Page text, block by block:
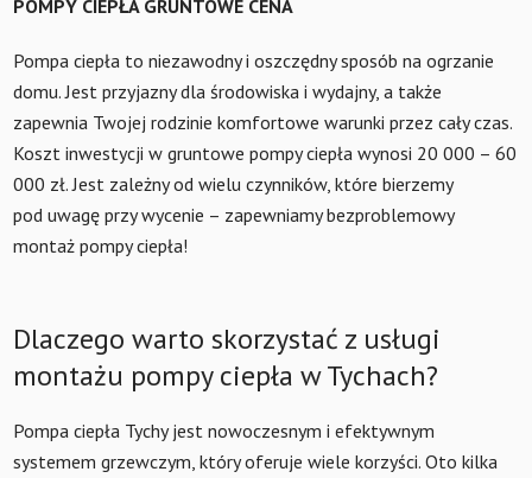
POMPY CIEPŁA GRUNTOWE CENA
Pompa ciepła to niezawodny i oszczędny sposób na ogrzanie
domu. Jest przyjazny dla środowiska i wydajny, a także
zapewnia Twojej rodzinie komfortowe warunki przez cały czas.
Koszt inwestycji w gruntowe pompy ciepła wynosi 20 000 – 60
000 zł. Jest zależny od wielu czynników, które bierzemy
pod uwagę przy wycenie – zapewniamy bezproblemowy
montaż pompy ciepła!
Dlaczego warto skorzystać z usługi
montażu pompy ciepła w Tychach?
Pompa ciepła Tychy jest nowoczesnym i efektywnym
systemem grzewczym, który oferuje wiele korzyści. Oto kilka